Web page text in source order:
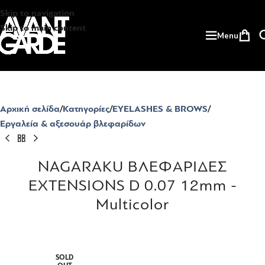
Skip to navigation
Skip to main content
Menu
Αρχική σελίδα Κατηγορίες EYELASHES & BROWS
Εργαλεία & αξεσουάρ βλεφαρίδων
NAGARAKU ΒΛΕΦΑΡΙΔΕΣ
EXTENSIONS D 0.07 12mm -
Multicolor
SOLD